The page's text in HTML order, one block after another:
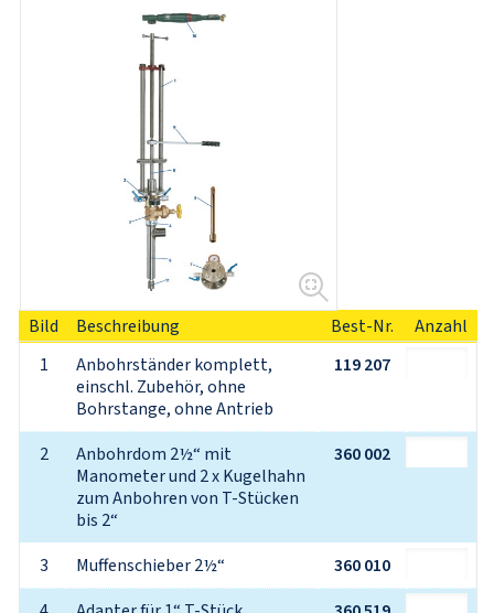
Bild Beschreibung Best-Nr.
Anzahl
1
Anbohrständer komplett,
einschl. Zubehör, ohne
Bohrstange, ohne Antrieb
119 207
2
Anbohrdom 2½“ mit
Manometer und 2 x Kugelhahn
zum Anbohren von T-Stücken
bis 2“
360 002
3 Muffenschieber 2½“
360 010